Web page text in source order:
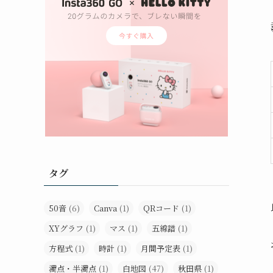
タグ
50音 (6) Canva (1) QRコード (1)
XYグラフ (1) マス (1) 五線譜 (1)
方程式 (1) 時計 (1) 月間予定表 (1)
濁点・半濁点 (1) 白地図 (47) 秋田県 (1)